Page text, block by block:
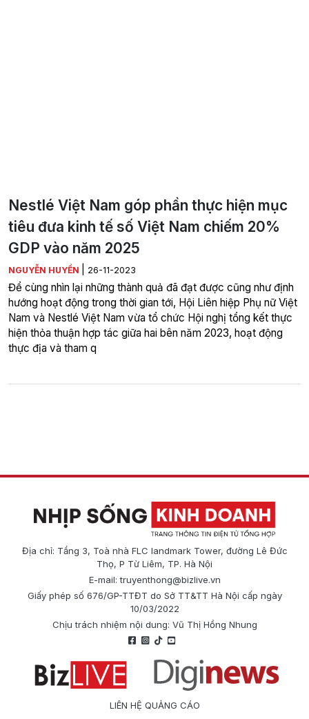
Nestlé Việt Nam góp phần thực hiện mục
tiêu đưa kinh tế số Việt Nam chiếm 20%
GDP vào năm 2025
NGUYỄN HUYỀN 26-11-2023
Để cùng nhìn lại những thành quả đã đạt được cũng như định
hướng hoạt động trong thời gian tới, Hội Liên hiệp Phụ nữ Việt
Nam và Nestlé Việt Nam vừa tổ chức Hội nghị tổng kết thực
hiện thỏa thuận hợp tác giữa hai bên năm 2023, hoạt động
thực địa và tham q
Địa chỉ: Tầng 3, Toà nhà FLC landmark Tower, đường Lê Đức
Thọ, P Từ Liêm, TP. Hà Nội
E-mail:truyenthong@bizlive.vn
Giấy phép số 676/GP-TTĐT do Sở TT&TT Hà Nội cấp ngày
10/03/2022
Chịu trách nhiệm nội dung: Vũ Thị Hồng Nhung
LIÊN HỆ QUẢNG CÁO